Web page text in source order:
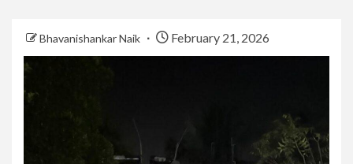
Bhavanishankar Naik February 21, 2026